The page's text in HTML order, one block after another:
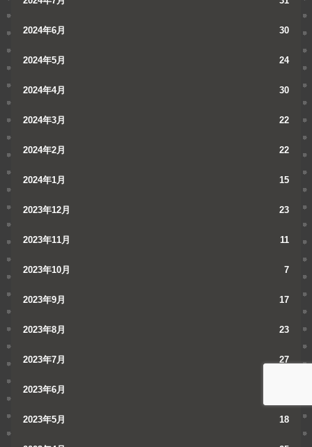
2024年6月 30
2024年5月 24
2024年4月 30
2024年3月 22
2024年2月 22
2024年1月 15
2023年12月 23
2023年11月 11
2023年10月 7
2023年9月 17
2023年8月 23
2023年7月 27
2023年6月
2023年5月 18